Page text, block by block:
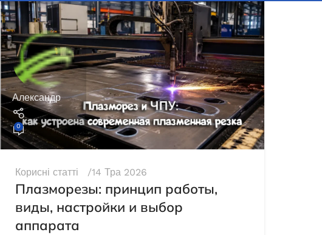
Александр
0
Корисні статті 14 Тра 2026
Плазморезы: принцип работы,
виды, настройки и выбор
аппарата